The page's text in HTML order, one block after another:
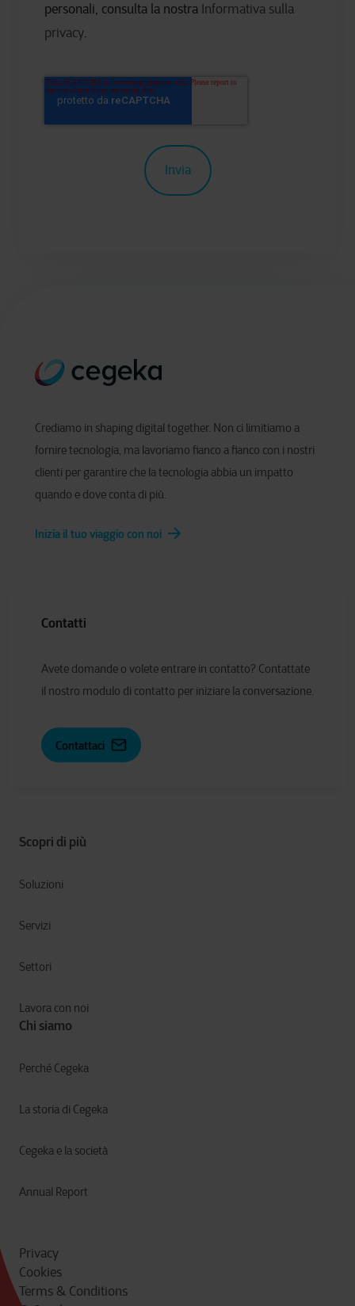
personali, consulta la nostra Informativa sulla
privacy.
Crediamo in shaping digital together. Non ci limitiamo a
fornire tecnologia, ma lavoriamo fianco a fianco con i nostri
clienti per garantire che la tecnologia abbia un impatto
quando e dove conta di più.
Inizia il tuo viaggio con noi
Scopri di più
Soluzioni
Servizi
Settori
Lavora con noi
Chi siamo
Perché Cegeka
La storia di Cegeka
Cegeka e la società
Annual Report
Contatti
Avete domande o volete entrare in contatto? Contattate
il nostro modulo di contatto per iniziare la conversazione.
Contattaci
Privacy
Cookies
Terms & Conditions